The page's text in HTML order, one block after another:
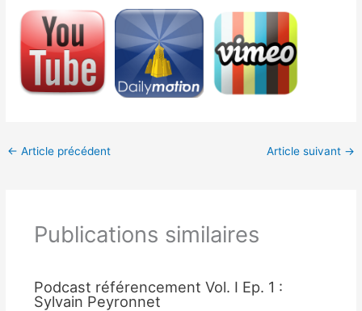
← Article précédent Article suivant →
Publications similaires
Podcast référencement Vol. I Ep. 1 :
Sylvain Peyronnet